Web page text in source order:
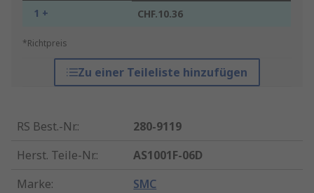
1 + CHF.10.36
*Richtpreis
Zu einer Teileliste hinzufügen
RS Best.-Nr.:
280-9119
Herst. Teile-Nr.:
AS1001F-06D
Marke: SMC